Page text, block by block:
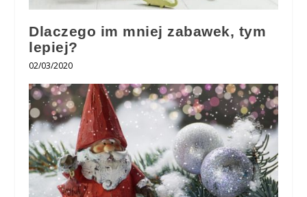
Dlaczego im mniej zabawek, tym
lepiej?
02/03/2020